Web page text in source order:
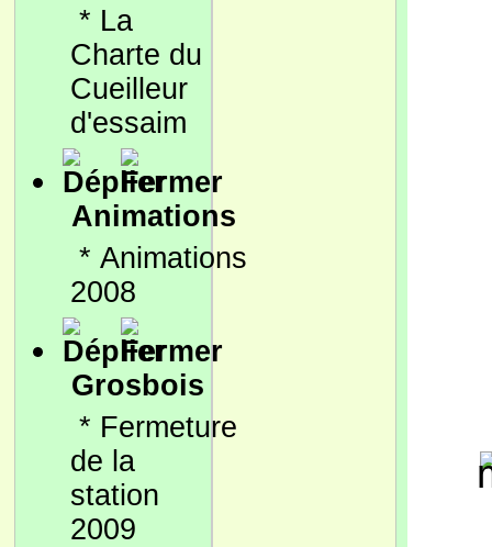
* La
Charte du
Cueilleur
d'essaim
Animations
* Animations
2008
Grosbois
* Fermeture
de la
station
2009